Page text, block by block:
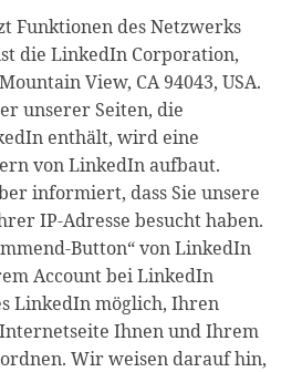
Funktionen des Netzwerks
die LinkedIn Corporation,
View, CA 94043, USA.
unserer Seiten, die
enthält, wird eine
von LinkedIn aufbaut.
informiert, dass Sie unsere
IP-Adresse besucht haben.
Button“ von LinkedIn
Account bei LinkedIn
LinkedIn möglich, Ihren
Ihnen und Ihrem
Wir weisen darauf hin,